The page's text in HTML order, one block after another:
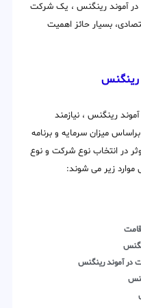
در آموند رینگنس ، یک شرکت
بسیار حائز اهمیت
رینگنس
رینگنس ، نیازمند
میزان سرمایه و برنامه
در انتخاب نوع شرکت و نوع
زیر می شوند:
در آموند رینگنس